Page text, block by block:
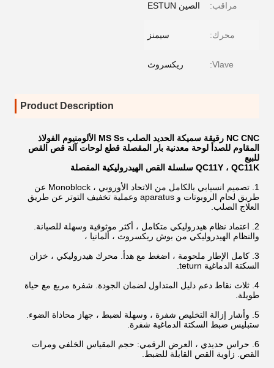
مراقب: الصين ESTUN
محرك: سيمنز
Vlave: ريكسروث
Product Description
NC CNC رقيقة سميكة الحديد الصلب MS Ss الألومنيوم الفولاذ
المقاوم للصدأ لوحة معدنية بار المقصلة قطع لوحات آلة قص القص
للبيع
QC11Y ، QC11K سلسلة القص الهيدروليكية المقصلة
1. تصميم انسيابي بالكامل من الاتحاد الأوروبي ، Monoblock عن
طريق لحام الروبوتات و aparatus وعملية تخفيف التوتر عن طريق
العلاج الصلب.
2. اعتماد نظام هيدروليكي متكامل ، أكثر موثوقية وسهلة للصيانة.
والنظام الهيدروليكي من بوش ريكسروث ، ألمانيا ،
3. كامل الإطار ملحومة ، اضغط مع هدأ. محرك هيدروليكي ، خزان
السكتة الدماغية teturn.
4. ثلاث نقاط دعم دليل المتداول لضمان الجودة. شفرة مربع مع حياة
طويلة.
5. وأشار إزالة التخليص شفرة ، وسهلة لضبط ، جهاز محاذاة الضوء.
ستبليس ضبط السكتة الدماغية شفرة.
6. حراس حديدي ، العرض الرقمي: حجم المقياس الخلفي ومرات
القص. زاوية القص القابلة للضبط.